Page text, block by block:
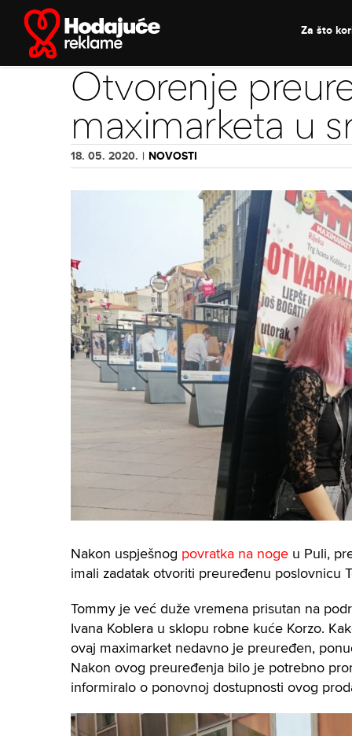
content
Za što
Otvorenje
maximarketa u
18. 05. 2020. | NOVOSTI
Nakon uspješnog povratka na noge u Puli,
imali zadatak otvoriti preuređenu poslovnicu
Tommy je već duže vremena prisutan na
Ivana Koblera u sklopu robne kuće Korzo.
ovaj maximarket nedavno je preuređen,
Nakon ovog preuređenja bilo je potrebno
informiralo o ponovnoj dostupnosti ovog